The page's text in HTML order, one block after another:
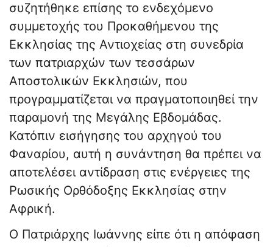
συζητήθηκε επίσης το ενδεχόμενο
συμμετοχής του Προκαθήμενου της
Εκκλησίας της Αντιοχείας στη συνεδρία
των πατριαρχών των τεσσάρων
Αποστολικών Εκκλησιών, που
προγραμματίζεται να πραγματοποιηθεί την
παραμονή της Μεγάλης Εβδομάδας.
Κατόπιν εισήγησης του αρχηγού του
Φαναρίου, αυτή η συνάντηση θα πρέπει να
αποτελέσει αντίδραση στις ενέργειες της
Ρωσικής Ορθόδοξης Εκκλησίας στην
Αφρική.
Ο Πατριάρχης Ιωάννης είπε ότι η απόφαση